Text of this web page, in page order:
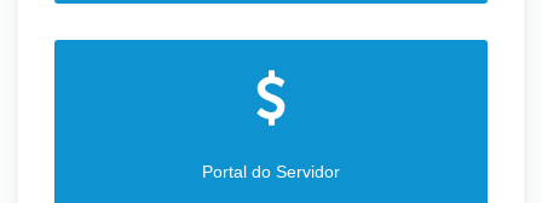
Portal do Servidor